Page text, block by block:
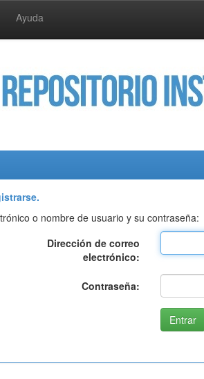
Ayuda
o nombre de usuario y su contraseña:
Dirección de correo
electrónico:
Contraseña: